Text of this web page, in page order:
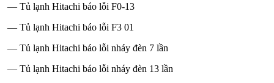
— Tủ lạnh Hitachi báo lỗi F0-13
— Tủ lạnh Hitachi báo lỗi F3 01
— Tủ lạnh Hitachi báo lỗi nháy đèn 7 lần
— Tủ lạnh Hitachi báo lỗi nháy đèn 13 lần